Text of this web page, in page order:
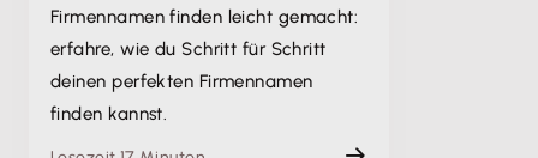
Firmennamen finden leicht gemacht:
erfahre, wie du Schritt für Schritt
deinen perfekten Firmennamen
finden kannst.